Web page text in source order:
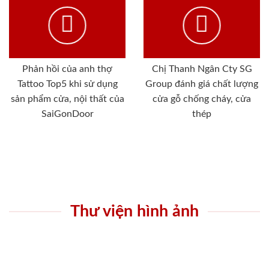
Phản hồi của anh thợ
Tattoo Top5 khi sử dụng
sản phẩm cửa, nội thất của
SaiGonDoor
Chị Thanh Ngân Cty SG
Group đánh giá chất lượng
cửa gỗ chống cháy, cửa
thép
Thư viện hình ảnh